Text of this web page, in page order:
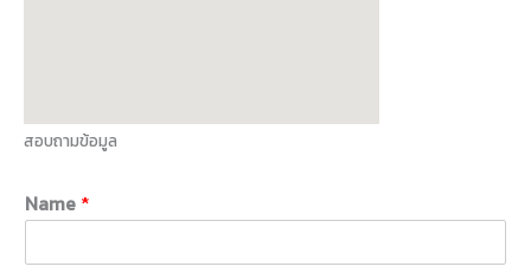
สอบถามข้อมูล
Name *